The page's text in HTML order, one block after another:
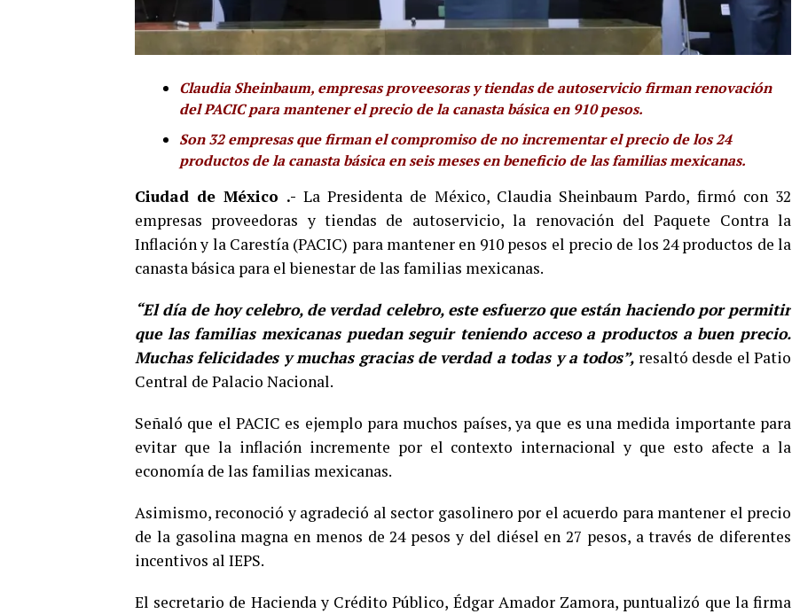
Claudia Sheinbaum, empresas proveesoras y tiendas de autoservicio firman renovación
del PACIC para mantener el precio de la canasta básica en 910 pesos.
Son 32 empresas que firman el compromiso de no incrementar el precio de los 24
productos de la canasta básica en seis meses en beneficio de las familias mexicanas.
Ciudad de México .- La Presidenta de México, Claudia Sheinbaum Pardo, firmó con 32
empresas proveedoras y tiendas de autoservicio, la renovación del Paquete Contra la
Inflación y la Carestía (PACIC) para mantener en 910 pesos el precio de los 24 productos de la
canasta básica para el bienestar de las familias mexicanas.
“El día de hoy celebro, de verdad celebro, este esfuerzo que están haciendo por permitir
que las familias mexicanas puedan seguir teniendo acceso a productos a buen precio.
Muchas felicidades y muchas gracias de verdad a todas y a todos”, resaltó desde el Patio
Central de Palacio Nacional.
Señaló que el PACIC es ejemplo para muchos países, ya que es una medida importante para
evitar que la inflación incremente por el contexto internacional y que esto afecte a la
economía de las familias mexicanas.
Asimismo, reconoció y agradeció al sector gasolinero por el acuerdo para mantener el precio
de la gasolina magna en menos de 24 pesos y del diésel en 27 pesos, a través de diferentes
incentivos al IEPS.
El secretario de Hacienda y Crédito Público, Édgar Amador Zamora, puntualizó que la firma